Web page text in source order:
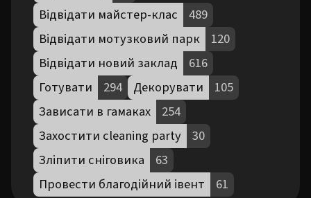
Відвідати майстер-клас
489
Відвідати мотузковий парк
120
Відвідати новий заклад
616
Готувати
294 Декорувати
105
Зависати в гамаках
254
Захостити cleaning party
30
Зліпити сніговика
63
Провести благодійний івент
61